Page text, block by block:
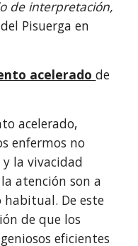
Pisuerga en
acelerado de
acelerado,
enfermos no
la vivacidad
atención son a
habitual. De este
de que los
eficientes